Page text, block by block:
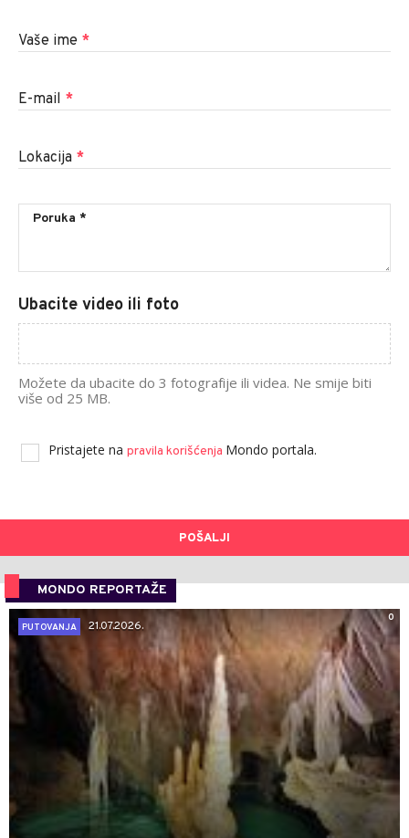
Vaše ime *
E-mail *
Lokacija *
Ubacite video ili foto
Možete da ubacite do 3 fotografije ili videa. Ne smije biti
više od 25 MB.
Pristajete na pravila korišćenja Mondo portala.
POŠALJI
MONDO REPORTAŽE
0
PUTOVANJA
21.07.2026.